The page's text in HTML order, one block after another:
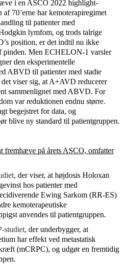
i en ASCO 2022 highlight-
70’erne har kemoterapiregimet
til patienter med
lymfom, og trods talrige
position, er det indtil nu ikke
pinden. Men ECHELON-1 varsler
den eksperimentelle
ABVD til patienter med stadie
viser sig, at A+AVD reducerer
sammenlignet med ABVD. For
var reduktionen endnu større.
begejstret for data, og
blive ny standard til patientgruppen.
fremhæve på årets ASCO, omfatter
, der viser, at højdosis Holoxan
hos patienter med
Ewing Sarkom (RR-ES)
kemoterapeutiske
anvendes til patientgruppen.
studiet, der underbygger, at
har effekt ved metastatisk
(mCRPC), og udgør en fremtidig